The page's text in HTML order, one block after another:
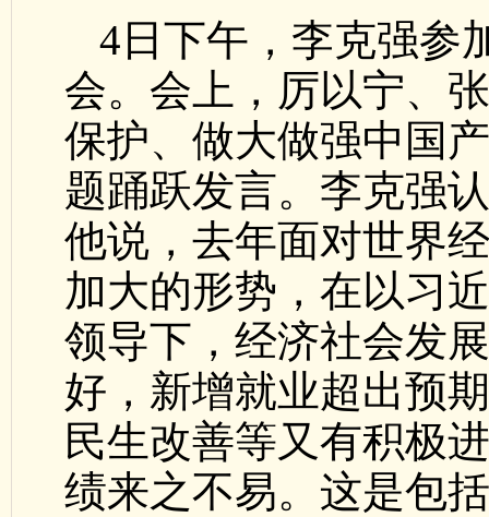
4日下午，李克强参
会。会上，厉以宁、
保护、做大做强中国
题踊跃发言。李克强
他说，去年面对世界
加大的形势，在以习
领导下，经济社会发
好，新增就业超出预
民生改善等又有积极
绩来之不易。这是包